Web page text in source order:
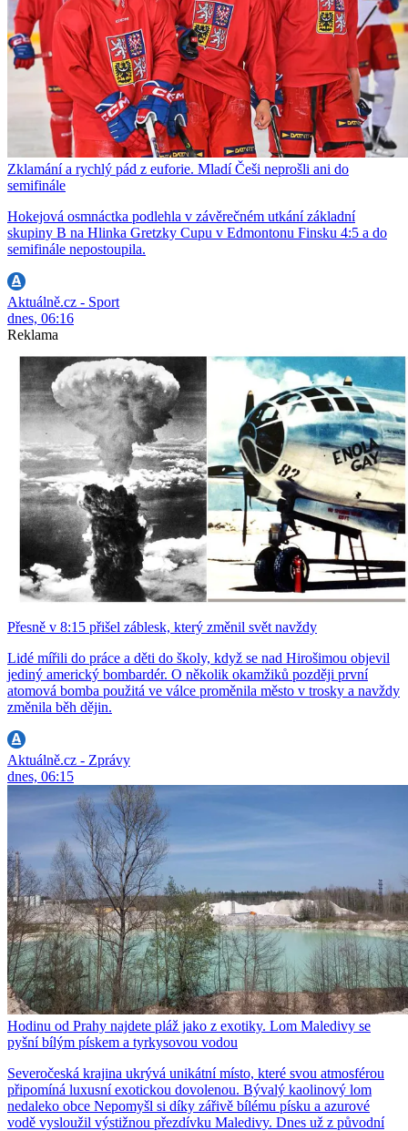
Zklamání a rychlý pád z euforie. Mladí Češi neprošli ani do
semifinále
Hokejová osmnáctka podlehla v závěrečném utkání základní
skupiny B na Hlinka Gretzky Cupu v Edmontonu Finsku 4:5 a do
semifinále nepostoupila.
Aktuálně.cz - Sport
dnes, 06:16
Reklama
Přesně v 8:15 přišel záblesk, který změnil svět navždy
Lidé mířili do práce a děti do školy, když se nad Hirošimou objevil
jediný americký bombardér. O několik okamžiků později první
atomová bomba použitá ve válce proměnila město v trosky a navždy
změnila běh dějin.
Aktuálně.cz - Zprávy
dnes, 06:15
Hodinu od Prahy najdete pláž jako z exotiky. Lom Maledivy se
pyšní bílým pískem a tyrkysovou vodou
Severočeská krajina ukrývá unikátní místo, které svou atmosférou
připomíná luxusní exotickou dovolenou. Bývalý kaolinový lom
nedaleko obce Nepomyšl si díky zářivě bílému písku a azurové
vodě vysloužil výstižnou přezdívku Maledivy. Dnes už z původní